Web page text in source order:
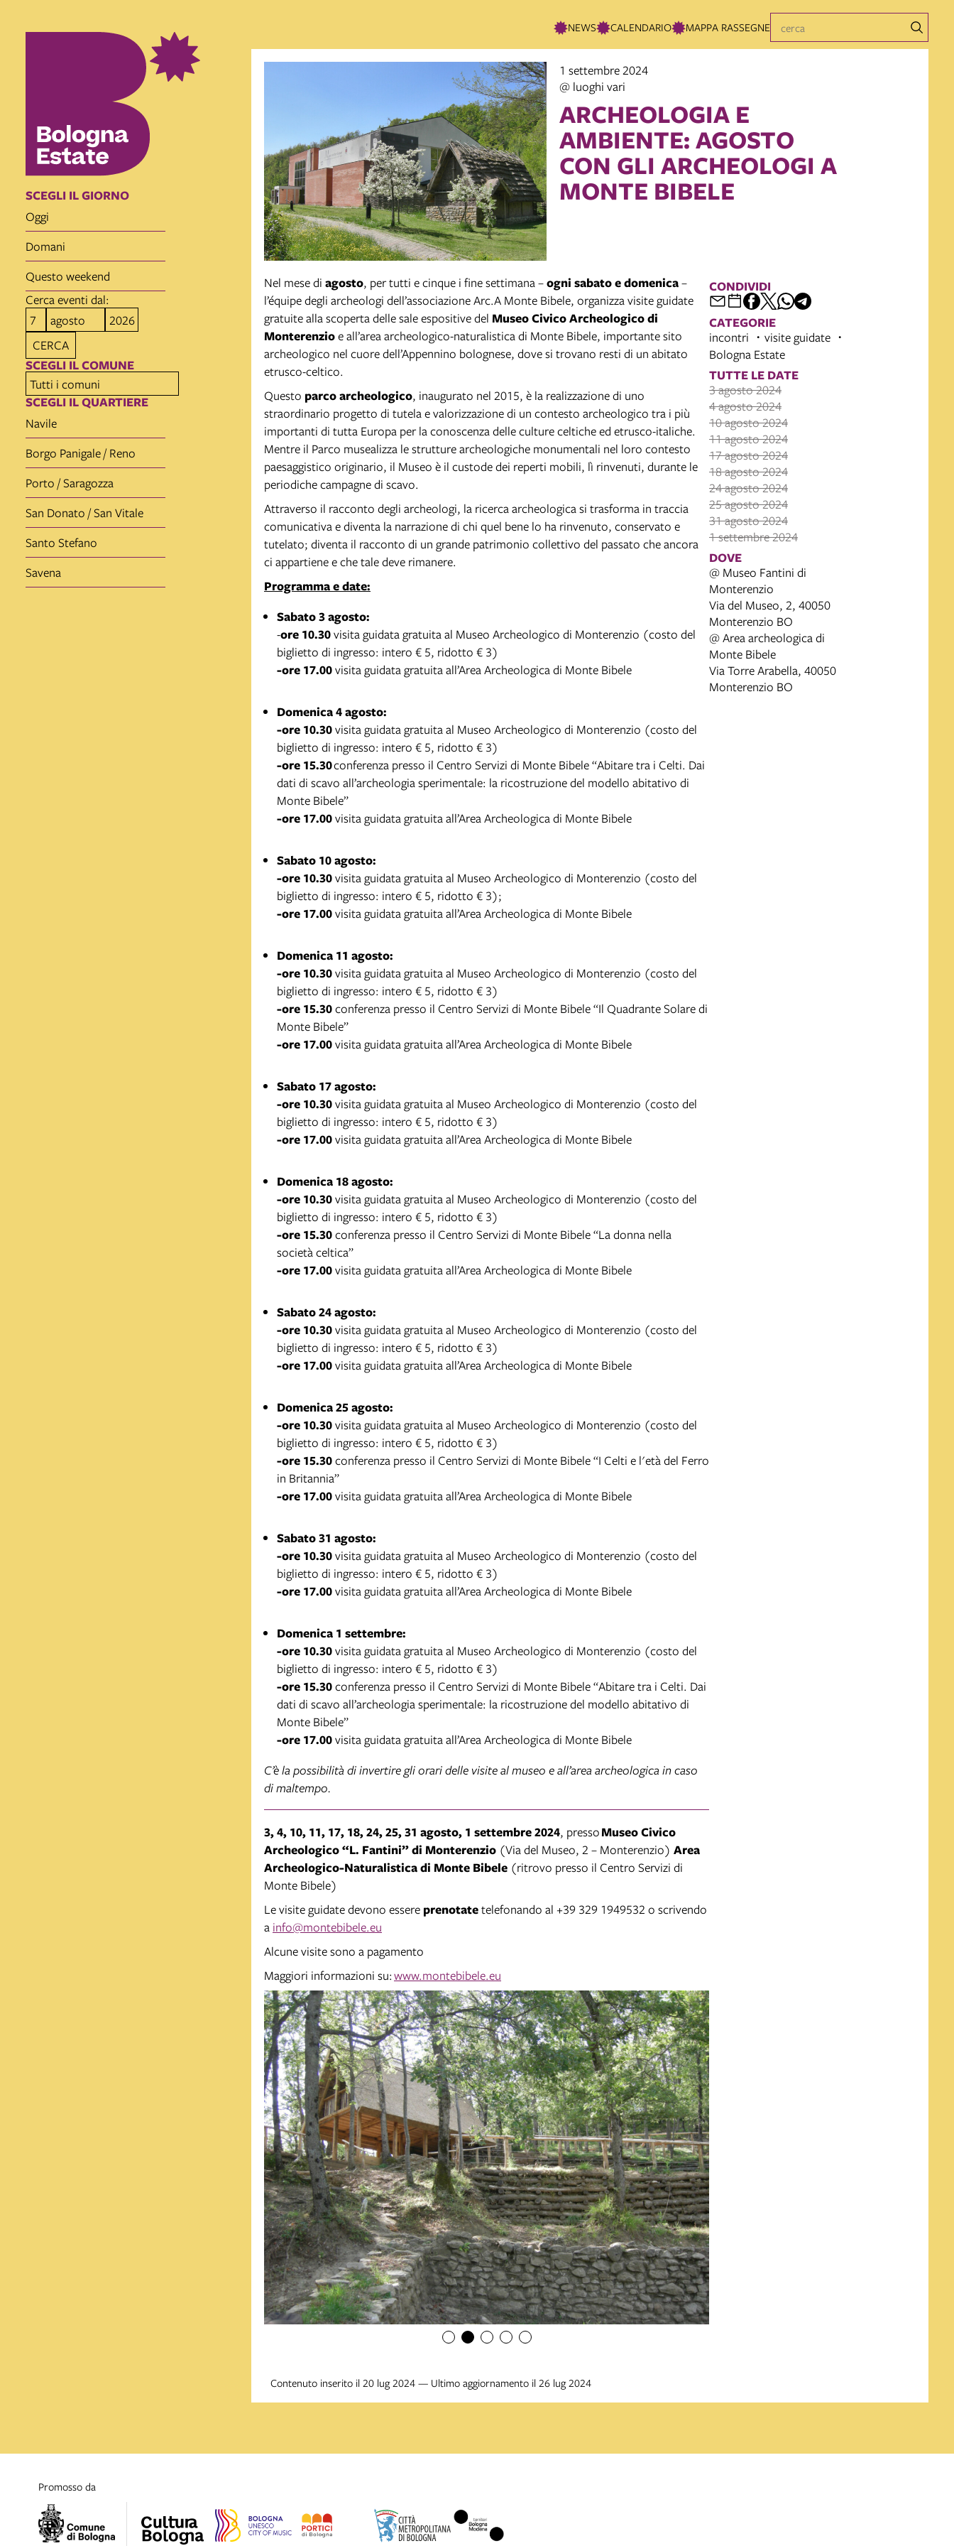
NEWS CALENDARIO MAPPA RASSEGNE
SCEGLI IL GIORNO
oggi
domani
questo weekend
Cerca eventi dal:
CERCA
SCEGLI IL COMUNE
SCEGLI IL QUARTIERE
Navile
Borgo Panigale / Reno
Porto / Saragozza
San Donato / San Vitale
Santo Stefano
Savena
1 settembre 2024
@ luoghi vari
ARCHEOLOGIA E
AMBIENTE: AGOSTO
CON GLI ARCHEOLOGI A
MONTE BIBELE
Nel mese di agosto, per tutti e cinque i fine settimana –ogni sabato e domenica–
l’équipe degli archeologi dell’associazione Arc.A Monte Bibele, organizza visite guidate
gratuite alla scoperta delle sale espositive del Museo Civico Archeologico di
Monterenzioe all’area archeologico-naturalistica di Monte Bibele, importante sito
archeologico nel cuore dell’Appennino bolognese, dove si trovano resti di un abitato
etrusco-celtico.
Questo parco archeologico, inaugurato nel 2015, è la realizzazione di uno
straordinario progetto di tutela e valorizzazione di un contesto archeologico tra i più
importanti di tutta Europa per la conoscenza delle culture celtiche ed etrusco-italiche.
Mentre il Parco musealizza le strutture archeologiche monumentali nel loro contesto
paesaggistico originario, il Museo è il custode dei reperti mobili, lì rinvenuti, durante le
periodiche campagne di scavo.
Attraverso il racconto degli archeologi, la ricerca archeologica si trasforma in traccia
comunicativa e diventa la narrazione di chi quel bene lo ha rinvenuto, conservato e
tutelato; diventa il racconto di un grande patrimonio collettivo del passato che ancora
ci appartiene e che tale deve rimanere.
Programma e date:
Sabato 3 agosto:
-ore 10.30visita guidata gratuita al Museo Archeologico di Monterenzio (costo del
biglietto di ingresso: intero € 5, ridotto € 3)
-ore 17.00visita guidata gratuita all’Area Archeologica di Monte Bibele
Domenica 4 agosto:
-ore 10.30visita guidata gratuita al Museo Archeologico di Monterenzio (costo del
biglietto di ingresso: intero € 5, ridotto € 3)
-ore 15.30conferenza presso il Centro Servizi di Monte Bibele “Abitare tra i Celti. Dai
dati di scavo all’archeologia sperimentale: la ricostruzione del modello abitativo di
Monte Bibele”
-ore 17.00visita guidata gratuita all’Area Archeologica di Monte Bibele
Sabato 10 agosto:
-ore 10.30visita guidata gratuita al Museo Archeologico di Monterenzio (costo del
biglietto di ingresso: intero € 5, ridotto € 3);
-ore 17.00visita guidata gratuita all’Area Archeologica di Monte Bibele
Domenica 11 agosto:
-ore 10.30visita guidata gratuita al Museo Archeologico di Monterenzio (costo del
biglietto di ingresso: intero € 5, ridotto € 3)
-ore 15.30conferenza presso il Centro Servizi di Monte Bibele “Il Quadrante Solare di
Monte Bibele”
-ore 17.00visita guidata gratuita all’Area Archeologica di Monte Bibele
Sabato 17 agosto:
-ore 10.30visita guidata gratuita al Museo Archeologico di Monterenzio (costo del
biglietto di ingresso: intero € 5, ridotto € 3)
-ore 17.00visita guidata gratuita all’Area Archeologica di Monte Bibele
Domenica 18 agosto:
-ore 10.30visita guidata gratuita al Museo Archeologico di Monterenzio (costo del
biglietto di ingresso: intero € 5, ridotto € 3)
-ore 15.30conferenza presso il Centro Servizi di Monte Bibele “La donna nella
società celtica”
-ore 17.00visita guidata gratuita all’Area Archeologica di Monte Bibele
Sabato 24 agosto:
-ore 10.30visita guidata gratuita al Museo Archeologico di Monterenzio (costo del
biglietto di ingresso: intero € 5, ridotto € 3)
-ore 17.00visita guidata gratuita all’Area Archeologica di Monte Bibele
Domenica 25 agosto:
-ore 10.30visita guidata gratuita al Museo Archeologico di Monterenzio (costo del
biglietto di ingresso: intero € 5, ridotto € 3)
-ore 15.30conferenza presso il Centro Servizi di Monte Bibele “I Celti e l'età del Ferro
in Britannia”
-ore 17.00visita guidata gratuita all’Area Archeologica di Monte Bibele
Sabato 31 agosto:
-ore 10.30visita guidata gratuita al Museo Archeologico di Monterenzio (costo del
biglietto di ingresso: intero € 5, ridotto € 3)
-ore 17.00visita guidata gratuita all’Area Archeologica di Monte Bibele
Domenica 1 settembre:
-ore 10.30visita guidata gratuita al Museo Archeologico di Monterenzio (costo del
biglietto di ingresso: intero € 5, ridotto € 3)
-ore 15.30conferenza presso il Centro Servizi di Monte Bibele “Abitare tra i Celti. Dai
dati di scavo all’archeologia sperimentale: la ricostruzione del modello abitativo di
Monte Bibele”
-ore 17.00visita guidata gratuita all’Area Archeologica di Monte Bibele
C’è la possibilità di invertire gli orari delle visite al museo e all’area archeologica in caso
di maltempo.
3, 4, 10, 11, 17, 18, 24, 25, 31 agosto, 1 settembre 2024, pressoMuseo Civico
Archeologico “L. Fantini” di Monterenzio (Via del Museo, 2 – Monterenzio) Area
Archeologico-Naturalistica di Monte Bibele (ritrovo presso il Centro Servizi di
Monte Bibele)
Le visite guidate devono essere prenotatetelefonando al +39 329 1949532 o scrivendo
a info@montebibele.eu
Alcune visite sono a pagamento
Maggiori informazioni su:www.montebibele.eu
CONDIVIDI
CATEGORIE
incontri
visite guidate
Bologna Estate
TUTTE LE DATE
3 agosto 2024
4 agosto 2024
10 agosto 2024
11 agosto 2024
17 agosto 2024
18 agosto 2024
24 agosto 2024
25 agosto 2024
31 agosto 2024
1 settembre 2024
DOVE
@ Museo Fantini di
Monterenzio
Via del Museo, 2, 40050
Monterenzio BO
@ Area archeologica di
Monte Bibele
Via Torre Arabella, 40050
Monterenzio BO
Contenuto inserito il 20 lug 2024 — Ultimo aggiornamento il 26 lug 2024
promosso da